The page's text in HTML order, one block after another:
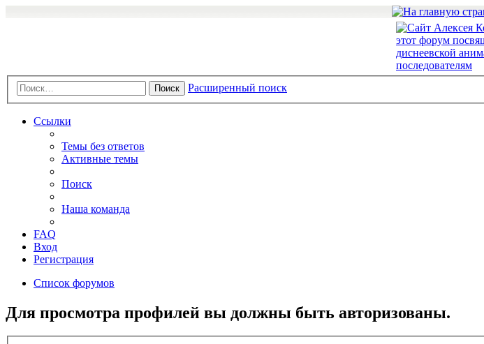
Поиск Расширенный поиск
Ссылки
Темы без ответов
Активные темы
Поиск
Наша команда
FAQ
Вход
Регистрация
Список форумов
Для просмотра профилей вы должны быть авторизованы.